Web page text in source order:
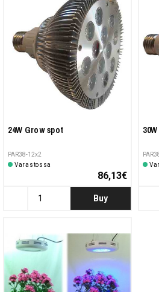
24W Grow spot
PAR38-12x2
Varastossa
86,13€
Buy